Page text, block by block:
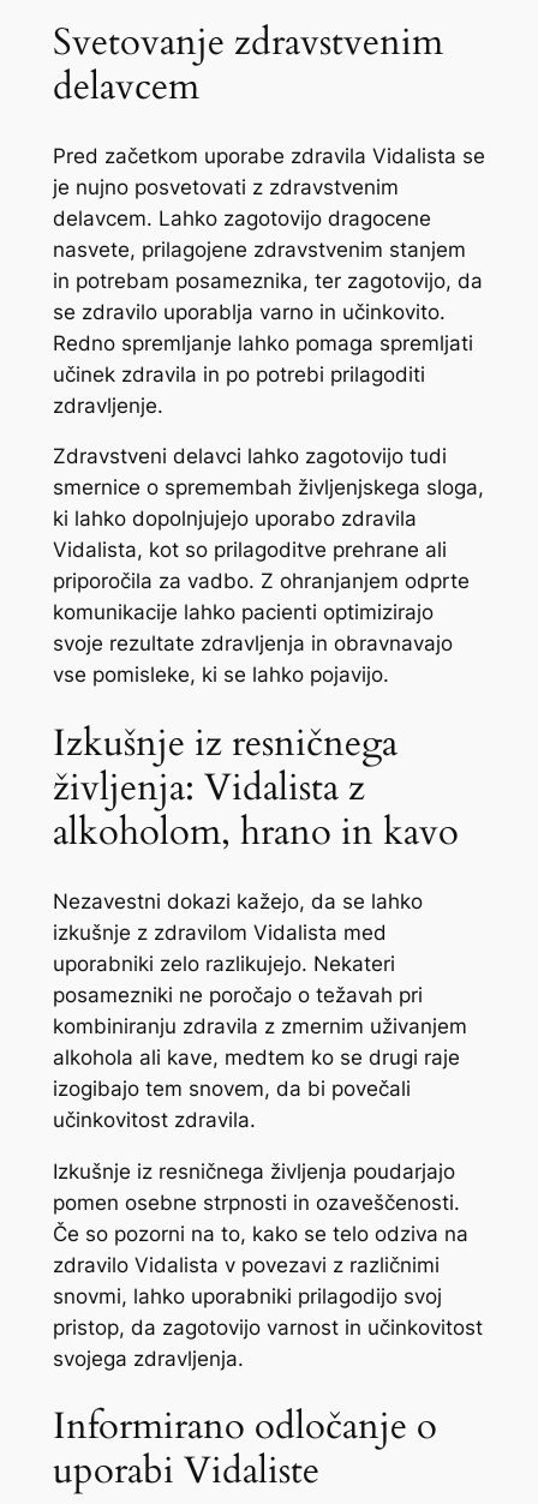
Svetovanje zdravstvenim
delavcem
Pred začetkom uporabe zdravila Vidalista se
je nujno posvetovati z zdravstvenim
delavcem. Lahko zagotovijo dragocene
nasvete, prilagojene zdravstvenim stanjem
in potrebam posameznika, ter zagotovijo, da
se zdravilo uporablja varno in učinkovito.
Redno spremljanje lahko pomaga spremljati
učinek zdravila in po potrebi prilagoditi
zdravljenje.
Zdravstveni delavci lahko zagotovijo tudi
smernice o spremembah življenjskega sloga,
ki lahko dopolnjujejo uporabo zdravila
Vidalista, kot so prilagoditve prehrane ali
priporočila za vadbo. Z ohranjanjem odprte
komunikacije lahko pacienti optimizirajo
svoje rezultate zdravljenja in obravnavajo
vse pomisleke, ki se lahko pojavijo.
Izkušnje iz resničnega
življenja: Vidalista z
alkoholom, hrano in kavo
Nezavestni dokazi kažejo, da se lahko
izkušnje z zdravilom Vidalista med
uporabniki zelo razlikujejo. Nekateri
posamezniki ne poročajo o težavah pri
kombiniranju zdravila z zmernim uživanjem
alkohola ali kave, medtem ko se drugi raje
izogibajo tem snovem, da bi povečali
učinkovitost zdravila.
Izkušnje iz resničnega življenja poudarjajo
pomen osebne strpnosti in ozaveščenosti.
Če so pozorni na to, kako se telo odziva na
zdravilo Vidalista v povezavi z različnimi
snovmi, lahko uporabniki prilagodijo svoj
pristop, da zagotovijo varnost in učinkovitost
svojega zdravljenja.
Informirano odločanje o
uporabi Vidaliste